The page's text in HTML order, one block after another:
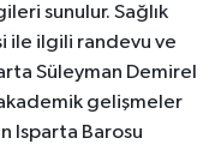
sunulur. Sağlık
ile ilgili randevu ve
Süleyman Demirel
gelişmeler
Isparta Barosu